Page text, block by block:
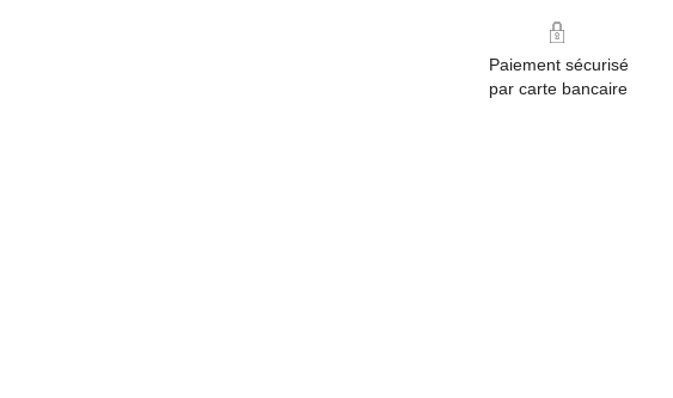
Paiement sécurisé
par carte bancaire